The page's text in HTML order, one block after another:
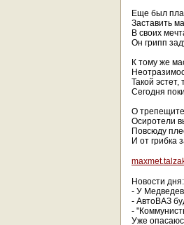
Еще был
Заставить
В своих
Он грипп
К тому же
Такой эстет,
Сегодня
О
Осиротели
Повсюду
И от грибка
Новости дня:
- У
- АвтоВАЗ
-
Уже